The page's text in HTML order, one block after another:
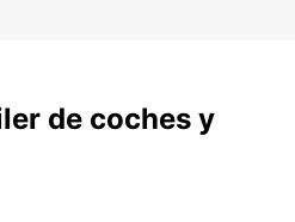
de coches y